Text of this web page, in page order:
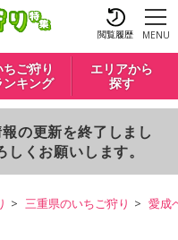
閲覧履歴 MENU
ちご狩り
ンキング
エリアから
探す
の更新を終了しまし
くお願いします。
三重県のいちご狩り 愛成